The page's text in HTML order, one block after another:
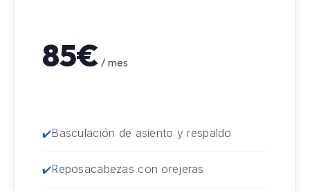
85€ / mes
Basculación de asiento y respaldo
Reposacabezas con orejeras